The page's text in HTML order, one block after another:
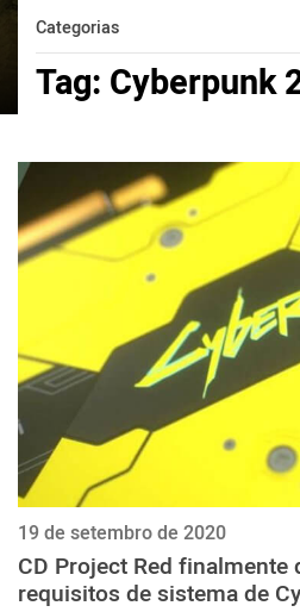
日本語
中文
한국어
العربية
ไทย
ქართული
vietnamese
Categorias
Tag: Cyberpunk
19 de setembro de 2020
CD Project Red finalmente
requisitos de sistema de